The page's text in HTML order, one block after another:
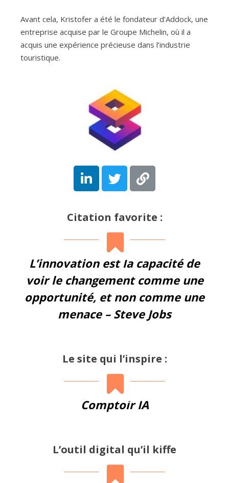
Avant cela, Kristofer a été le fondateur d’Addock, une
entreprise acquise par le Groupe Michelin, où il a
acquis une expérience précieuse dans l’industrie
touristique.
Citation favorite :
L’innovation est la capacité de
voir le changement comme une
opportunité, et non comme une
menace – Steve Jobs
Le site qui l’inspire :
Comptoir IA
L’outil digital qu’il kiffe